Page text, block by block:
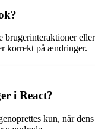
korrekt på ændringer.
i React?
kun, når